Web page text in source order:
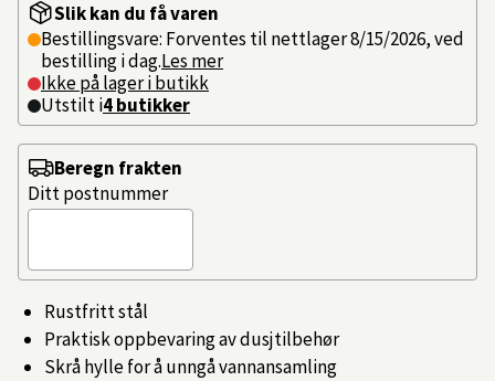
Slik kan du få varen
Bestillingsvare: Forventes til nettlager 8/15/2026, ved
bestilling i dag.Les mer
Ikke på lager i butikk
Utstilt i4butikker
Rustfritt stål
Praktisk oppbevaring av dusjtilbehør
Skrå hylle for å unngå vannansamling
Beregn frakten
Ditt postnummer